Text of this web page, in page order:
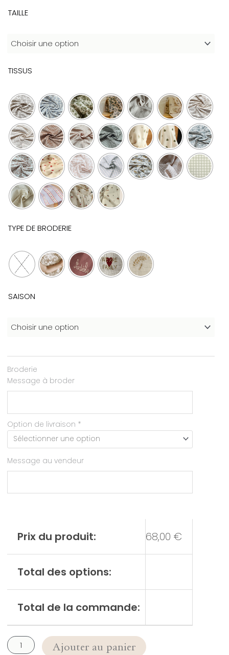
TAILLE
TISSUS
TYPE DE BRODERIE
SAISON
Broderie
Message à broder
Option de livraison *
Message au vendeur
Prix du produit: 68,00 €
Total des options:
Total de la commande:
de
Claudine
Ajouter au panier